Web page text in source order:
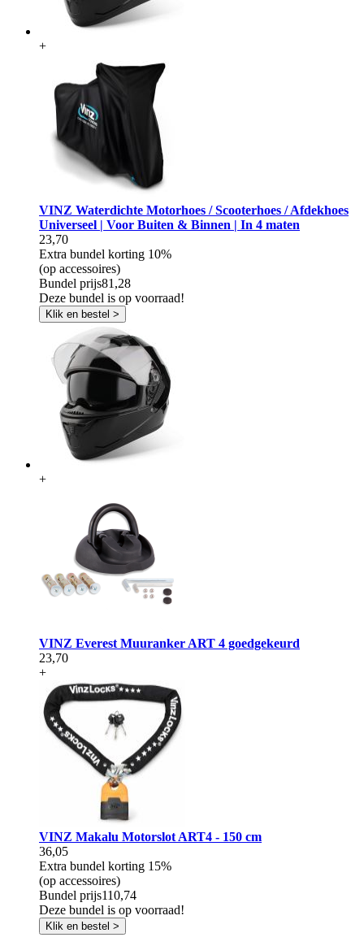
+
VINZ Waterdichte Motorhoes / Scooterhoes / Afdekhoes
Universeel | Voor Buiten & Binnen | In 4 maten
23,70
Extra bundel korting 10%
(op accessoires)
Bundel prijs81,28
Deze bundel is op voorraad!
Klik en bestel >
+
VINZ Everest Muuranker ART 4 goedgekeurd
23,70
+
VINZ Makalu Motorslot ART4 - 150 cm
36,05
Extra bundel korting 15%
(op accessoires)
Bundel prijs110,74
Deze bundel is op voorraad!
Klik en bestel >